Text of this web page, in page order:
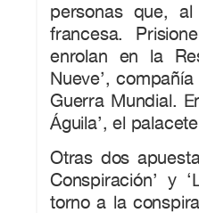
personas que,
francesa.
enrolan en la
Nueve’,
Guerra Mundial.
Águila’, el
Otras dos
Conspiración’ y
torno a la